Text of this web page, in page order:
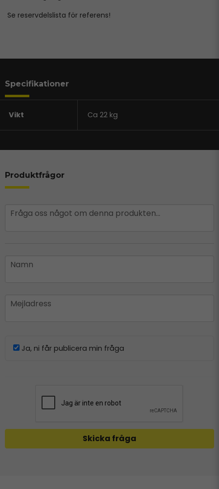
Se reservdelslista för referens!
Specifikationer
Vikt Ca 22 kg
Produktfrågor
question
Fråga oss något om denna produkten...
name
Namn
email
Mejladress
Ja, ni får publicera min fråga
Skicka fråga